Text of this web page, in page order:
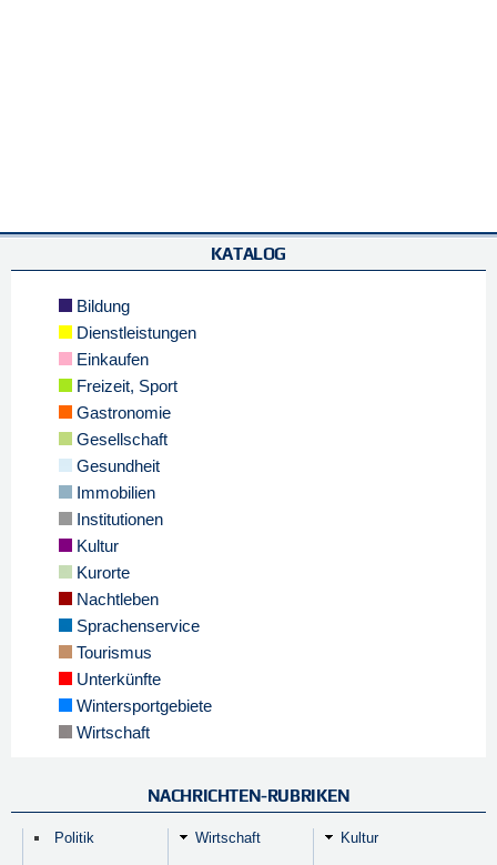
KATALOG
Bildung
Dienstleistungen
Einkaufen
Freizeit, Sport
Gastronomie
Gesellschaft
Gesundheit
Immobilien
Institutionen
Kultur
Kurorte
Nachtleben
Sprachenservice
Tourismus
Unterkünfte
Wintersportgebiete
Wirtschaft
NACHRICHTEN-RUBRIKEN
Politik Wirtschaft Kultur